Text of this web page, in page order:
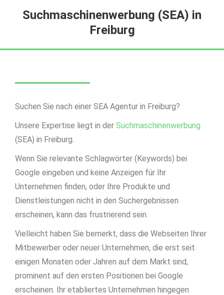
Suchmaschinenwerbung (SEA) in
Freiburg
Suchen Sie nach einer SEA Agentur in Freiburg?
Unsere Expertise liegt in der Suchmaschinenwerbung
(SEA) in Freiburg.
Wenn Sie relevante Schlagwörter (Keywords) bei
Google eingeben und keine Anzeigen für Ihr
Unternehmen finden, oder Ihre Produkte und
Dienstleistungen nicht in den Suchergebnissen
erscheinen, kann das frustrierend sein.
Vielleicht haben Sie bemerkt, dass die Webseiten Ihrer
Mitbewerber oder neuer Unternehmen, die erst seit
einigen Monaten oder Jahren auf dem Markt sind,
prominent auf den ersten Positionen bei Google
erscheinen. Ihr etabliertes Unternehmen hingegen